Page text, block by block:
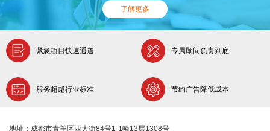
了解更多
紧急项目快速通道 专属顾问负责到底
服务超越行业标准 节约广告降低成本
地址：成都市青羊区西大街84号1-1幢13层1308号